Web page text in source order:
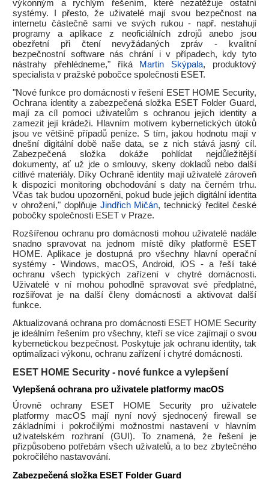
výkonným a rychlým řešením, které nezatěžuje ostatní
systémy. I přesto, že uživatelé mají svou bezpečnost na
internetu částečně sami ve svých rukou - např. nestahují
programy a aplikace z neoficiálních zdrojů anebo jsou
obezřetní při čtení nevyžádaných zpráv - kvalitní
bezpečnostní software nás chrání i v případech, kdy tyto
nástrahy přehlédneme," říká Martin Skýpala, produktový
specialista v pražské pobočce společnosti ESET.
"Nové funkce pro domácnosti v řešení ESET HOME Security,
Ochrana identity a zabezpečená složka ESET Folder Guard,
mají za cíl pomoci uživatelům s ochranou jejich identity a
zamezit její krádeži. Hlavním motivem kybernetických útoků
jsou ve většině případů peníze. S tím, jakou hodnotu mají v
dnešní digitální době naše data, se z nich stává jasný cíl.
Zabezpečená složka dokáže pohlídat nejdůležitější
dokumenty, ať už jde o smlouvy, skeny dokladů nebo další
citlivé materiály. Díky Ochraně identity mají uživatelé zároveň
k dispozici monitoring obchodování s daty na černém trhu.
Včas tak budou upozorněni, pokud bude jejich digitální identita
v ohrožení," doplňuje Jindřich Mičán, technický ředitel české
pobočky společnosti ESET v Praze.
Rozšířenou ochranu pro domácnosti mohou uživatelé nadále
snadno spravovat na jednom místě díky platformě ESET
HOME. Aplikace je dostupná pro všechny hlavní operační
systémy - Windows, macOS, Android, iOS - a řeší také
ochranu všech typických zařízení v chytré domácnosti.
Uživatelé v ní mohou pohodlně spravovat své předplatné,
rozšiřovat je na další členy domácnosti a aktivovat další
funkce.
Aktualizovaná ochrana pro domácnosti ESET HOME Security
je ideálním řešením pro všechny, kteří se více zajímají o svou
kybernetickou bezpečnost. Poskytuje jak ochranu identity, tak
optimalizaci výkonu, ochranu zařízení i chytré domácnosti.
ESET HOME Security - nové funkce a vylepšení
Vylepšená ochrana pro uživatele platformy macOS
Úrovně ochrany ESET HOME Security pro uživatele
platformy macOS mají nyní nový sjednocený firewall se
základními i pokročilými možnostmi nastavení v hlavním
uživatelském rozhraní (GUI). To znamená, že řešení je
přizpůsobeno potřebám všech uživatelů, a to bez zbytečného
pokročilého nastavování.
Zabezpečená složka ESET Folder Guard